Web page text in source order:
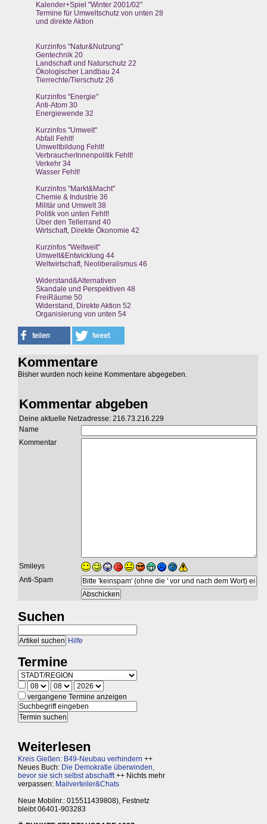
Kalender+Spiel "Winter 2001/02"
Termine für Umweltschutz von unten 28
und direkte Aktion
Kurzinfos "Natur&Nutzung"
Gentechnik 20
Landschaft und Naturschutz 22
Ökologischer Landbau 24
Tierrechte/Tierschutz 26
Kurzinfos "Energie"
Anti-Atom 30
Energiewende 32
Kurzinfos "Umwelt"
Abfall Fehlt!
Umweltbildung Fehlt!
VerbraucherInnenpolitik Fehlt!
Verkehr 34
Wasser Fehlt!
Kurzinfos "Markt&Macht"
Chemie & Industrie 36
Militär und Umwelt 38
Politik von unten Fehlt!
Über den Tellerrand 40
Wirtschaft, Direkte Ökonomie 42
Kurzinfos "Weltweit"
Umwelt&Entwicklung 44
Weltwirtschaft, Neoliberalismus 46
Widerstand&Alternativen
Skandale und Perspektiven 48
FreiRäume 50
Widerstand, Direkte Aktion 52
Organisierung von unten 54
Kommentare
Bisher wurden noch keine Kommentare abgegeben.
Kommentar abgeben
Deine aktuelle Netzadresse: 216.73.216.229
Name
Kommentar
Smileys
Anti-Spam
Suchen
Hilfe
Termine
vergangene Termine anzeigen
Weiterlesen
Kreis Gießen: B49-Neubau verhindern ++
Neues Buch: Die Demokratie überwinden,
bevor sie sich selbst abschafft++ Nichts mehr
verpassen: Mailverteiler&Chats
Neue Mobilnr.: 015511439808), Festnetz
bleibt 06401-903283